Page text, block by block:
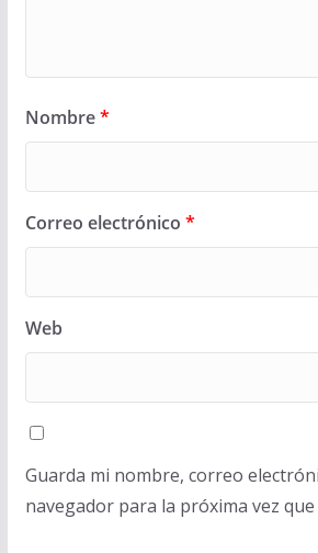
Nombre*
Correo electrónico *
Web
Guarda mi nombre, correo
navegador para la próxima vez